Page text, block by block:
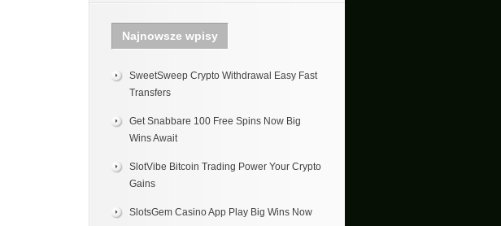
Najnowsze wpisy
SweetSweep Crypto Withdrawal Easy Fast
Transfers
Get Snabbare 100 Free Spins Now Big
Wins Await
SlotVibe Bitcoin Trading Power Your Crypto
Gains
SlotsGem Casino App Play Big Wins Now